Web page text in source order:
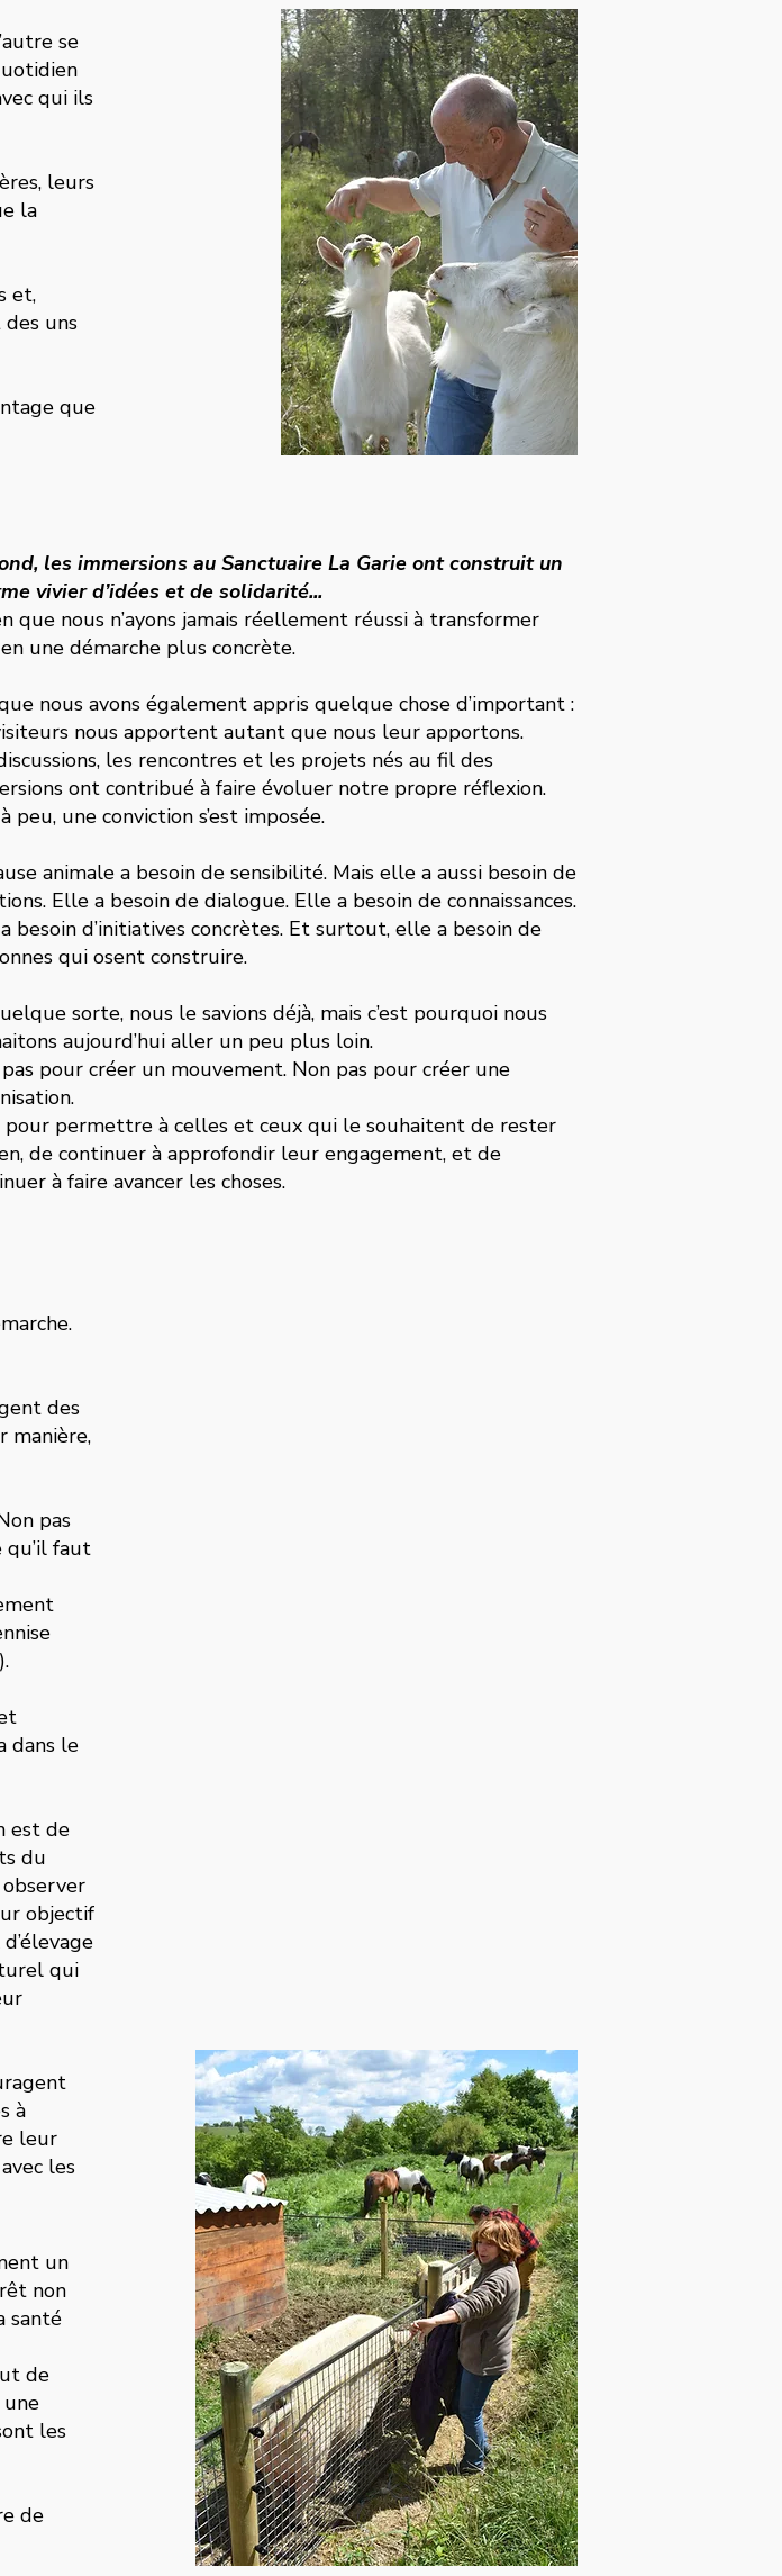
se
qui ils
leurs
la
et,
uns
que
les immersions au Sanctuaire La Garie ont construit un
vivier d’idées et de solidarité...
que nous n’ayons jamais réellement réussi à transformer
une démarche plus concrète.
nous avons également appris quelque chose d’important :
nous apportent autant que nous leur apportons.
les rencontres et les projets nés au fil des
ont contribué à faire évoluer notre propre réflexion.
peu, une conviction s’est imposée.
animale a besoin de sensibilité. Mais elle a aussi besoin de
Elle a besoin de dialogue. Elle a besoin de connaissances.
besoin d’initiatives concrètes. Et surtout, elle a besoin de
qui osent construire.
sorte, nous le savions déjà, mais c’est pourquoi nous
aujourd’hui aller un peu plus loin.
pour créer un mouvement. Non pas pour créer une
pour permettre à celles et ceux qui le souhaitent de rester
de continuer à approfondir leur engagement, et de
à faire avancer les choses.
des
manière,
pas
qu’il faut
dans le
est de
du
objectif
qui
à
leur
les
un
non
santé
de
une
les
de